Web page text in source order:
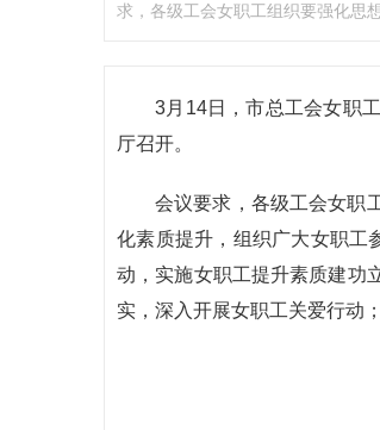
求，各级工会女职工组织要强化思
3月14日，市总工会女职
厅召开。
会议要求，各级工会女职
化素质提升，组织广大女职工
动，实施女职工提升素质建功
实，深入开展女职工关爱行动